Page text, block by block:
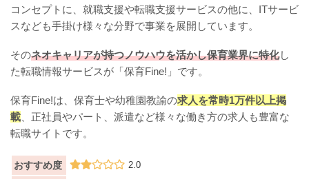
コンセプトに、就職支援や転職支援サービスの他に、ITサービ
スなども手掛け様々な分野で事業を展開しています。
そのネオキャリアが持つノウハウを活かし保育業界に特化し
た転職情報サービスが「保育Fine!」です。
保育Fine!は、保育士や幼稚園教諭の求人を常時1万件以上掲
載 、正社員やパート、派遣など様々な働き方の求人も豊富な
転職サイトです。
おすすめ度 2.0